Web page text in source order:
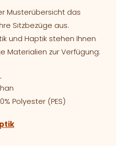
Musterübersicht das
Sitzbezüge aus.
und Haptik stehen Ihnen
Materialien zur Verfügung:
Polyester (PES)